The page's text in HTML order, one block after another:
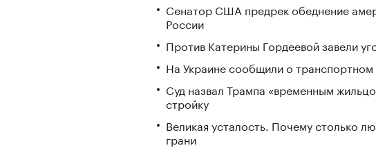
Сенатор США предрек обеднение
России
Против Катерины Гордеевой завели
На Украине сообщили о
Суд назвал Трампа «временным
стройку
Великая усталость. Почему столько
грани